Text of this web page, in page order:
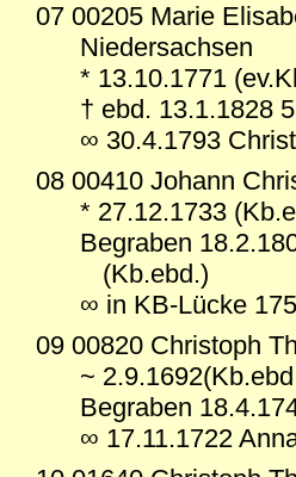
07 00205 Marie
Niedersachsen
* 13.10.1771
† ebd. 13.1.1828
∞ 30.4.1793
08 00410 Johann
* 27.12.1733
Begraben
(Kb.ebd.)
∞ in KB-Lücke
09 00820 Christoph
~
Begraben
∞ 17.11.1722